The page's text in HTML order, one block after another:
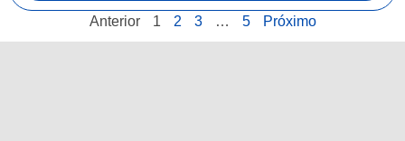
Anterior 1 2 3 … 5 Próximo